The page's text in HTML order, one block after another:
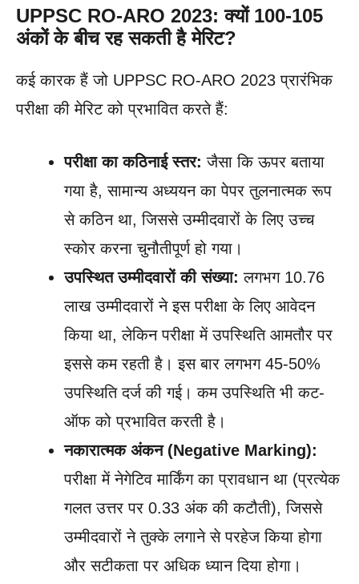
UPPSC RO-ARO 2023:क्यों 100-105
अंकों के बीच रह सकती है मेरिट?
कई कारक हैं जो UPPSC RO-ARO 2023 प्रारंभिक
परीक्षा की मेरिट को प्रभावित करते हैं:
परीक्षा का कठिनाई स्तर: जैसा कि ऊपर बताया
गया है, सामान्य अध्ययन का पेपर तुलनात्मक रूप
से कठिन था, जिससे उम्मीदवारों के लिए उच्च
स्कोर करना चुनौतीपूर्ण हो गया।
उपस्थित उम्मीदवारों की संख्या: लगभग 10.76
लाख उम्मीदवारों ने इस परीक्षा के लिए आवेदन
किया था, लेकिन परीक्षा में उपस्थिति आमतौर पर
इससे कम रहती है। इस बार लगभग 45-50%
उपस्थिति दर्ज की गई। कम उपस्थिति भी कट-
ऑफ को प्रभावित करती है।
नकारात्मक अंकन (Negative Marking):
परीक्षा में नेगेटिव मार्किंग का प्रावधान था (प्रत्येक
गलत उत्तर पर 0.33 अंक की कटौती), जिससे
उम्मीदवारों ने तुक्के लगाने से परहेज किया होगा
और सटीकता पर अधिक ध्यान दिया होगा।